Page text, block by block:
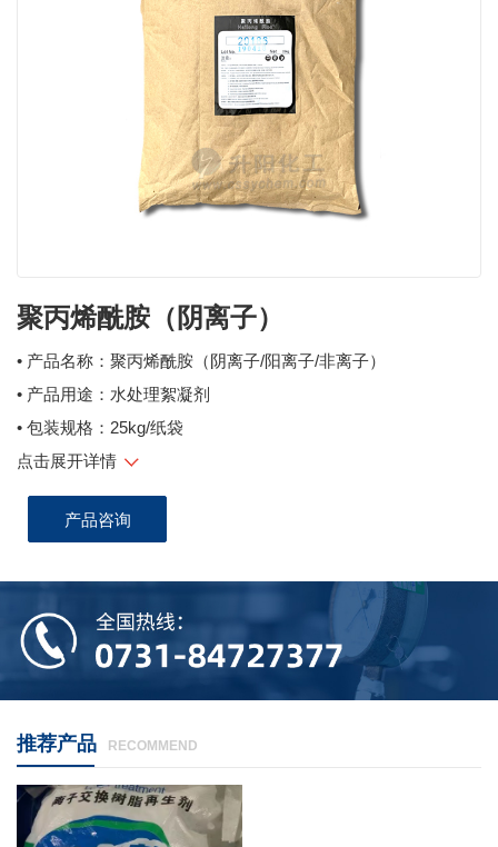
聚丙烯酰胺（阴离子）
• 产品名称：聚丙烯酰胺（阴离子/阳离子/非离子）
• 产品用途：水处理絮凝剂
• 包装规格：25kg/纸袋
点击展开详情
产品咨询
推荐产品 RECOMMEND